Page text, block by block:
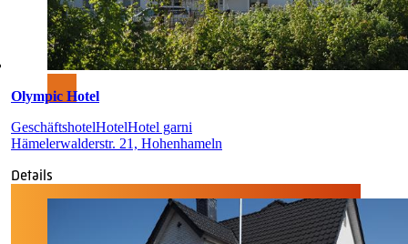
Olympic Hotel
GeschäftshotelHotelHotel garni
Hämelerwalderstr. 21, Hohenhameln
Details